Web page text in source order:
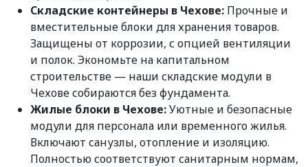
Складские контейнеры в Чехове: Прочные и
вместительные блоки для хранения товаров.
Защищены от коррозии, с опцией вентиляции
и полок. Экономьте на капитальном
строительстве — наши складские модули в
Чехове собираются без фундамента.
Жилые блоки в Чехове:Уютные и безопасные
модули для персонала или временного жилья.
Включают санузлы, отопление и изоляцию.
Полностью соответствуют санитарным нормам,